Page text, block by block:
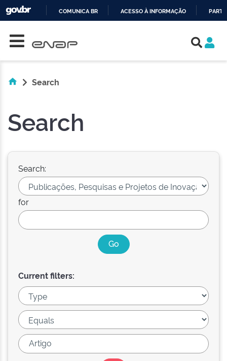
COMUNICA BR ACESSO À INFORMAÇÃO
Search
Search
Search:
for
Current filters: